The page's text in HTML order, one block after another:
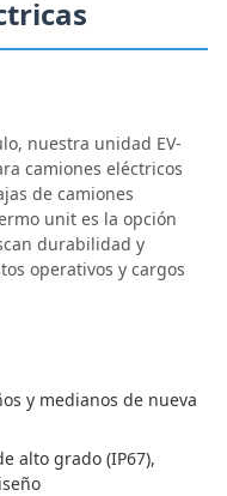
nuestra unidad EV-
camiones eléctricos
de camiones
unit es la opción
durabilidad y
operativos y cargos
y medianos de nueva
alto grado (IP67),